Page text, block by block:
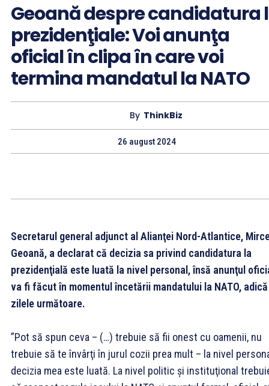
Geoană despre candidatura
prezidenţiale: Voi anunţa
oficial în clipa în care voi
termina mandatul la NATO
By ThinkBiz
26 august 2024
Secretarul general adjunct al Alianţei Nord-Atlantice,
Geoană, a declarat că decizia sa privind candidatura la
prezidenţială este luată la nivel personal, însă anunţul
va fi făcut în momentul încetării mandatului la NATO,
zilele următoare.
”Pot să spun ceva – (…) trebuie să fii onest cu oamenii, nu
trebuie să te învârţi în jurul cozii prea mult – la nivel
decizia mea este luată. La nivel politic şi instituţional